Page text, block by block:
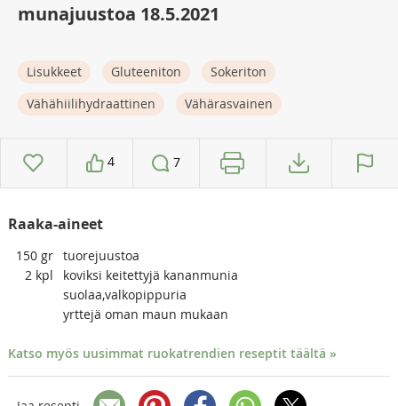
munajuustoa 18.5.2021
Lisukkeet Gluteeniton
Sokeriton
Vähähiilihydraattinen
Vähärasvainen
4 7
Raaka-aineet
150 gr tuorejuustoa
2 kpl
koviksi keitettyjä kananmunia
suolaa,valkopippuria
yrttejä oman maun mukaan
Katso myös uusimmat ruokatrendien reseptit täältä »